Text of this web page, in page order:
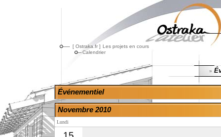
[ Ostraka.fr ] Les projets en cours
Calendrier
»
Événementiel
Novembre 2010
Lundi